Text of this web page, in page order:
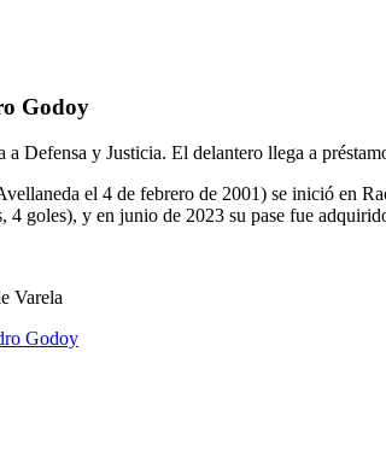
Godoy
a Defensa y Justicia. El delantero llega a
el 4 de febrero de 2001) se inició en
4 goles), y en junio de 2023 su pase fue
Varela
Godoy